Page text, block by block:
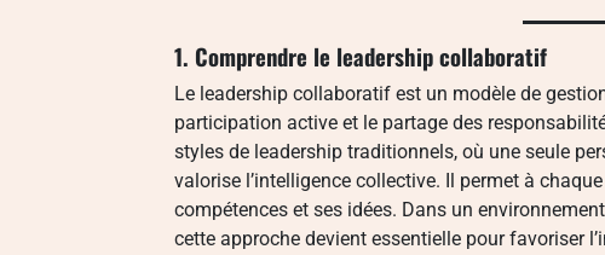
1. Comprendre le leadership collaboratif
Le leadership collaboratif est un modèle de
participation active et le partage des
styles de leadership traditionnels, où une seule
valorise l’intelligence collective. Il permet à
compétences et ses idées. Dans un
cette approche devient essentielle pour favoriser